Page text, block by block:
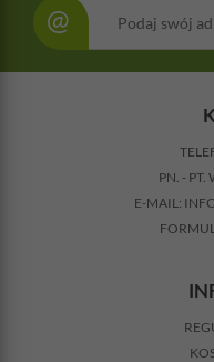
@
PN. -
E-MAIL: